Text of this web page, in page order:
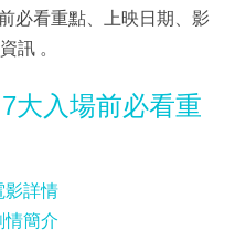
必看重點、上映日期、影
訊 。
大入場前必看重
影詳情
情簡介